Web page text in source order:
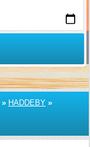
» HADDEBY »